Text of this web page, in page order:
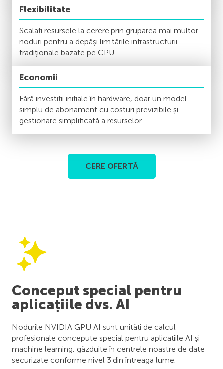
Flexibilitate
Scalați resursele la cerere prin gruparea mai multor
noduri pentru a depăși limitările infrastructurii
tradiționale bazate pe CPU.
Economii
Fără investiții inițiale în hardware, doar un model
simplu de abonament cu costuri previzibile și
gestionare simplificată a resurselor.
CERE OFERTĂ
Conceput special pentru
aplicațiile dvs. AI
Nodurile NVIDIA GPU AI sunt unități de calcul
profesionale concepute special pentru aplicațiile AI și
machine learning, găzduite în centrele noastre de date
securizate conforme nivel 3 din întreaga lume.